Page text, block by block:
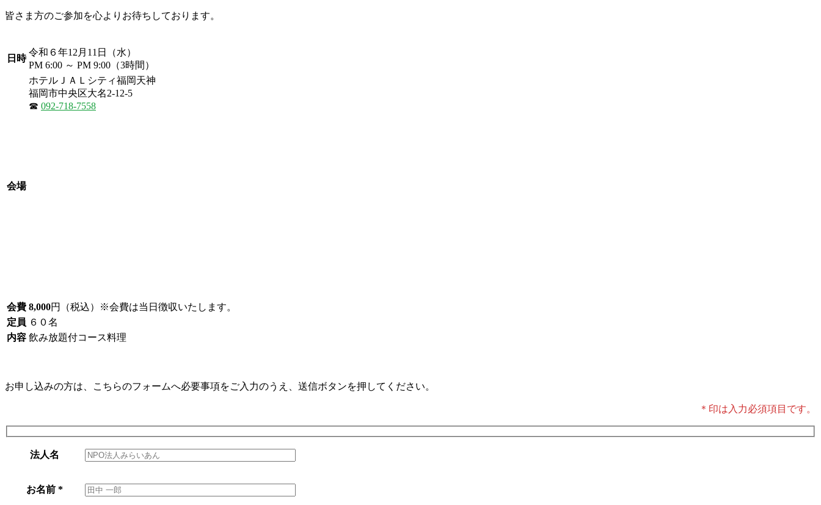
皆さま方のご参加を心よりお待ちしております。
日時
令和６年12月11日（水）
PM 6:00 ～ PM 9:00（3時間）
会場
ホテルＪＡＬシティ福岡天神
福岡市中央区大名2-12-5
☎ 092-718-7558
会費 8,000円（税込）※会費は当日徴収いたします。
定員 ６０名
内容 飲み放題付コース料理
お申し込みの方は、こちらのフォームへ必要事項をご入力のうえ、送信ボタンを押してください。
＊印は入力必須項目です。
法人名
お名前 *